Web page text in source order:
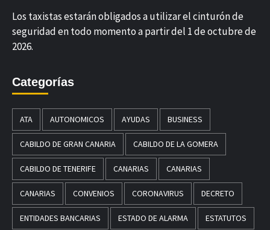
Los taxistas estarán obligados a utilizar el cinturón de
seguridad en todo momento a partir del 1 de octubre de
2026.
Categorías
ATA AUTONOMICOS AYUDAS BUSINESS
CABILDO DE GRAN CANARIA CABILDO DE LA GOMERA
CABILDO DE TENERIFE CANARIAS CANARIAS
CANARIAS CONVENIOS CORONAVIRUS DECRETO
ENTIDADES BANCARIAS ESTADO DE ALARMA ESTATUTOS